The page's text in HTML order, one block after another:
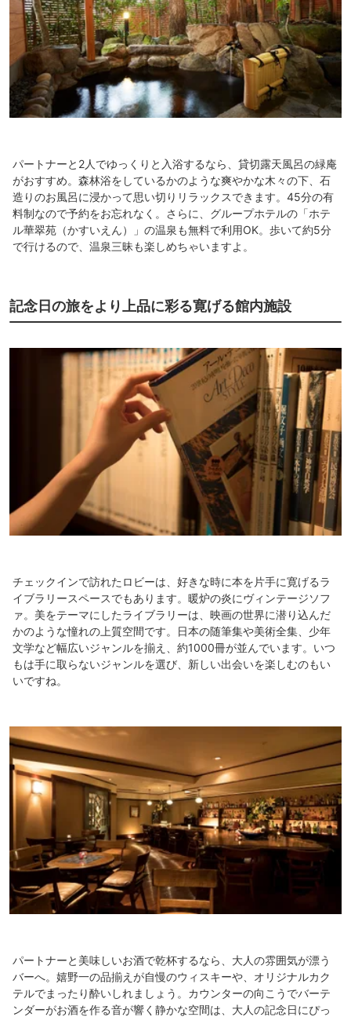
パートナーと2人でゆっくりと入浴するなら、貸切露天風呂の緑庵
がおすすめ。森林浴をしているかのような爽やかな木々の下、石
造りのお風呂に浸かって思い切りリラックスできます。45分の有
料制なので予約をお忘れなく。さらに、グループホテルの「ホテ
ル華翠苑（かすいえん）」の温泉も無料で利用OK。歩いて約5分
で行けるので、温泉三昧も楽しめちゃいますよ。
記念日の旅をより上品に彩る寛げる館内施設
チェックインで訪れたロビーは、好きな時に本を片手に寛げるラ
イブラリースペースでもあります。暖炉の炎にヴィンテージソフ
ァ。美をテーマにしたライブラリーは、映画の世界に潜り込んだ
かのような憧れの上質空間です。日本の随筆集や美術全集、少年
文学など幅広いジャンルを揃え、約1000冊が並んでいます。いつ
もは手に取らないジャンルを選び、新しい出会いを楽しむのもい
いですね。
パートナーと美味しいお酒で乾杯するなら、大人の雰囲気が漂う
バーへ。嬉野一の品揃えが自慢のウィスキーや、オリジナルカク
テルでまったり酔いしれましょう。カウンターの向こうでバーテ
ンダーがお酒を作る音が響く静かな空間は、大人の記念日にぴっ